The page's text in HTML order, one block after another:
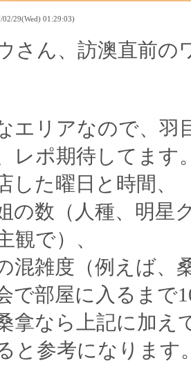
02/29(Wed) 01:29:03)
さん、訪澳直前の
エリアなので、羽
レポ期待してます
した曜日と時間、
の数（人種、明
観で）、
混雑度（例えば
で部屋に入るまで
拿なら上記に加え
と参考になります